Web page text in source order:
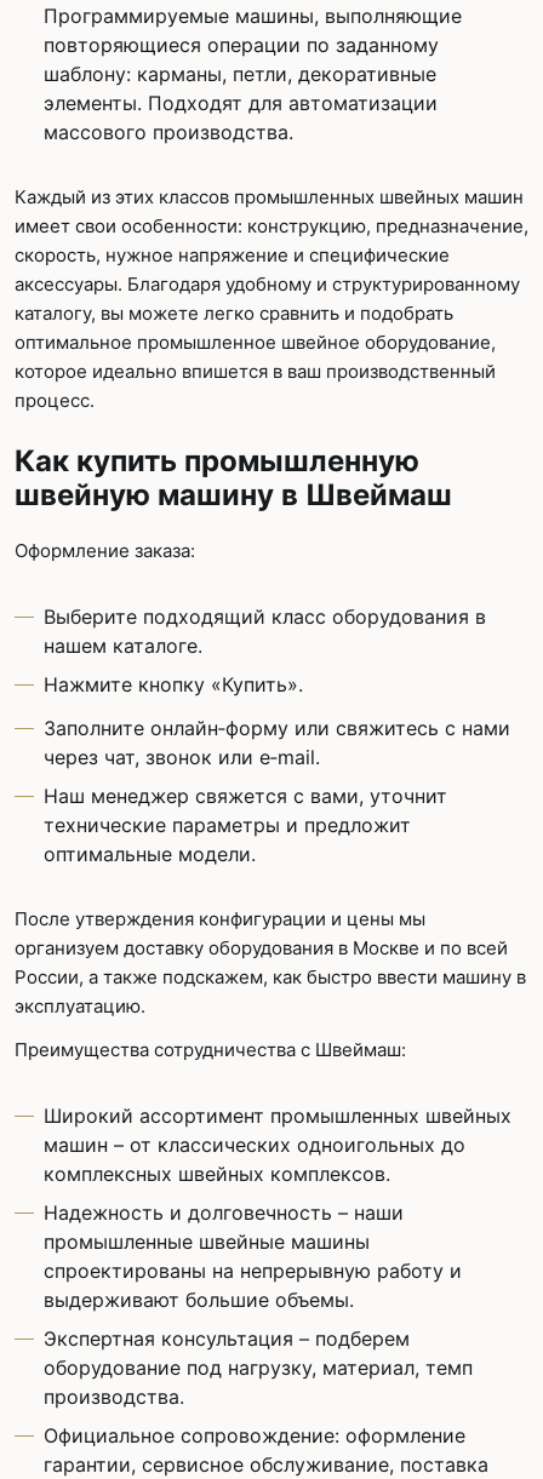
Программируемые машины, выполняющие
повторяющиеся операции по заданному
шаблону: карманы, петли, декоративные
элементы. Подходят для автоматизации
массового производства.
Каждый из этих классов промышленных швейных машин
имеет свои особенности: конструкцию, предназначение,
скорость, нужное напряжение и специфические
аксессуары. Благодаря удобному и структурированному
каталогу, вы можете легко сравнить и подобрать
оптимальное промышленное швейное оборудование,
которое идеально впишется в ваш производственный
процесс.
Как купить промышленную
швейную машину в Швеймаш
Оформление заказа:
Выберите подходящий класс оборудования в
нашем каталоге.
Нажмите кнопку «Купить».
Заполните онлайн‑форму или свяжитесь с нами
через чат, звонок или e‑mail.
Наш менеджер свяжется с вами, уточнит
технические параметры и предложит
оптимальные модели.
После утверждения конфигурации и цены мы
организуем доставку оборудования в Москве и по всей
России, а также подскажем, как быстро ввести машину в
эксплуатацию.
Преимущества сотрудничества с Швеймаш:
Широкий ассортимент промышленных швейных
машин – от классических одноигольных до
комплексных швейных комплексов.
Надежность и долговечность – наши
промышленные швейные машины
спроектированы на непрерывную работу и
выдерживают большие объемы.
Экспертная консультация – подберем
оборудование под нагрузку, материал, темп
производства.
Официальное сопровождение: оформление
гарантии, сервисное обслуживание, поставка